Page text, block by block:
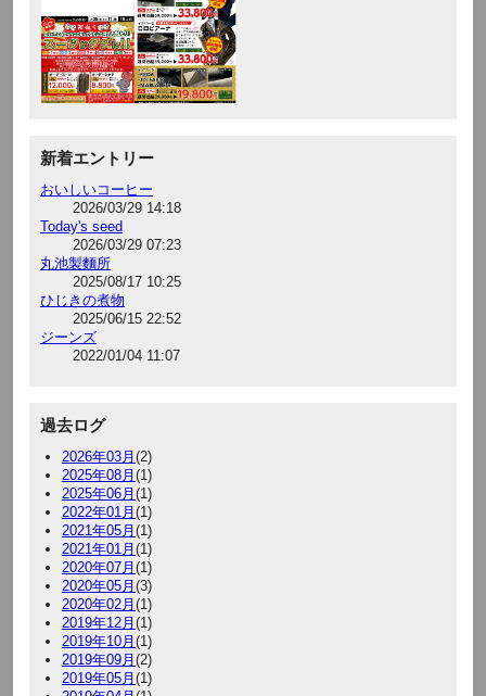
新着エントリー
おいしいコーヒー
2026/03/29 14:18
Today's seed
2026/03/29 07:23
丸池製麵所
2025/08/17 10:25
ひじきの煮物
2025/06/15 22:52
ジーンズ
2022/01/04 11:07
過去ログ
2026年03月(2)
2025年08月(1)
2025年06月(1)
2022年01月(1)
2021年05月(1)
2021年01月(1)
2020年07月(1)
2020年05月(3)
2020年02月(1)
2019年12月(1)
2019年10月(1)
2019年09月(2)
2019年05月(1)